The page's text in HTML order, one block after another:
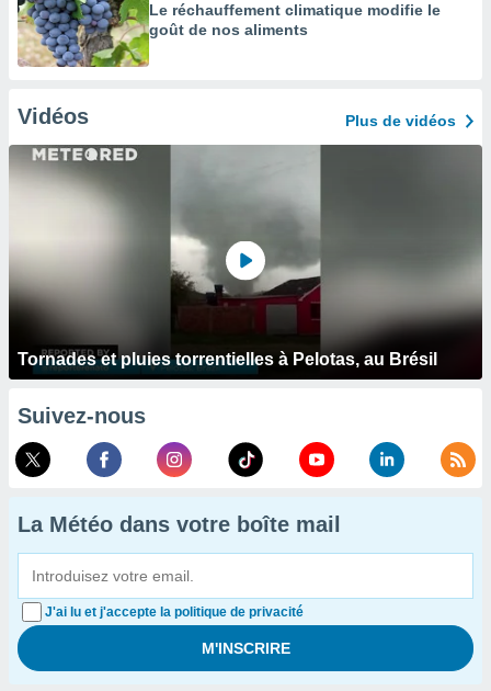
Le réchauffement climatique modifie le
goût de nos aliments
Vidéos Plus de vidéos
Tornades et pluies torrentielles à Pelotas, au Brésil
Suivez-nous
La Météo dans votre boîte mail
J'ai lu et j'accepte la politique de privacité